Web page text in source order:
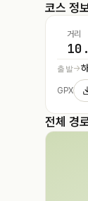
코스 정
거리
출발→
GPX
전체 경